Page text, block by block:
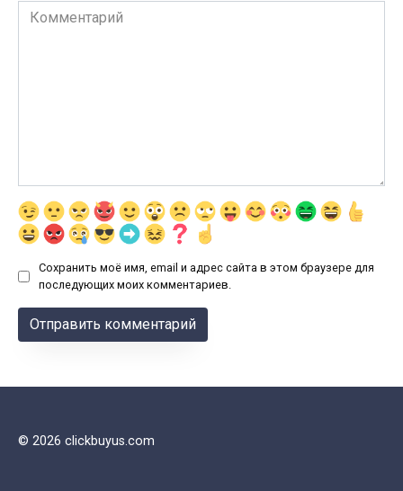
Комментарий
Сохранить моё имя, email и адрес сайта в этом браузере для
последующих моих комментариев.
© 2026 clickbuyus.com